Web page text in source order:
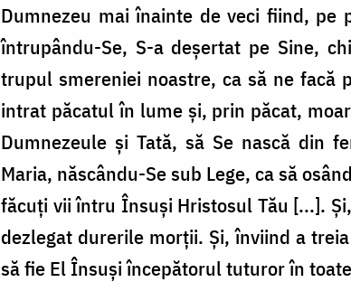
Dumnezeu mai înainte de veci fiind, pe
întrupându-Se, S-a deșertat pe Sine,
trupul smereniei noastre, ca să ne facă
intrat păcatul în lume și, prin păcat,
Dumnezeule și Tată, să Se nască din
Maria, născându-Se sub Lege, ca să
făcuți vii întru Însuși Hristosul Tău [...].
dezlegat durerile morții. Și, înviind a
să fie El Însuși începătorul tuturor în